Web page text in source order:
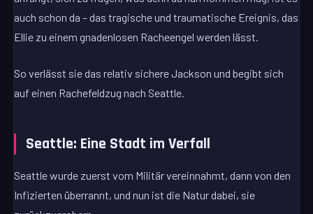
auch schon da – das tragische und traumatische Ereignis, das
Ellie zu einem gnadenlosen Racheengel werden lässt.
So verlässt sie das relativ sichere Jackson und begibt sich
auf einen Rachefeldzug nach Seattle.
Seattle: Eine Stadt im Verfall
Seattle wurde zuerst vom Militär vereinnahmt, dann von den
Infizierten überrannt, und nun ist die Natur dabei, sie